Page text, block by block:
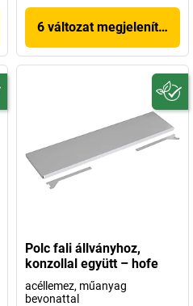
6 változat megjelenítése
Polc fali állványhoz,
konzollal együtt – hofe
acéllemez, műanyag
bevonattal